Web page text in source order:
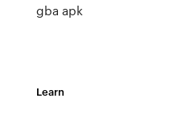
gba apk
Learn